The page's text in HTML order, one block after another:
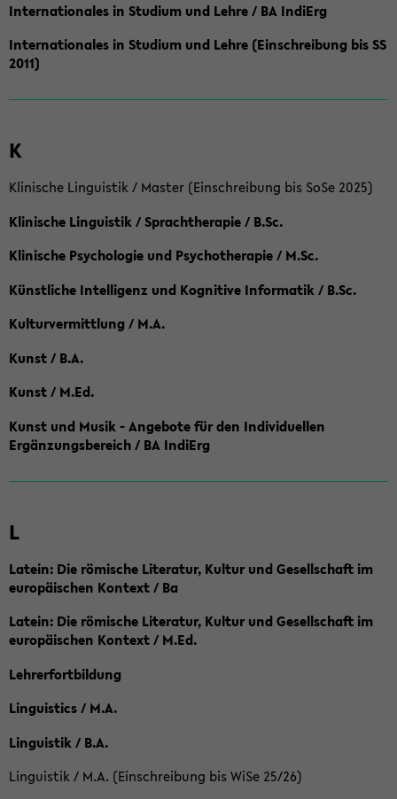
Internationales in Studium und Lehre / BA IndiErg
Internationales in Studium und Lehre (Einschreibung bis SS
2011)
K
Klinische Linguistik / Master (Einschreibung bis SoSe 2025)
Klinische Linguistik / Sprachtherapie / B.Sc.
Klinische Psychologie und Psychotherapie / M.Sc.
Künstliche Intelligenz und Kognitive Informatik / B.Sc.
Kulturvermittlung / M.A.
Kunst / B.A.
Kunst / M.Ed.
Kunst und Musik - Angebote für den Individuellen
Ergänzungsbereich / BA IndiErg
L
Latein: Die römische Literatur, Kultur und Gesellschaft im
europäischen Kontext / Ba
Latein: Die römische Literatur, Kultur und Gesellschaft im
europäischen Kontext / M.Ed.
Lehrerfortbildung
Linguistics / M.A.
Linguistik / B.A.
Linguistik / M.A. (Einschreibung bis WiSe 25/26)